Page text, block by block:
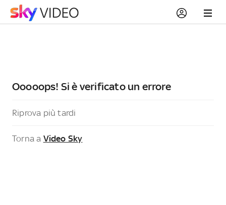
Ooooops! Si è verificato un errore
Riprova più tardi
Torna a Video Sky